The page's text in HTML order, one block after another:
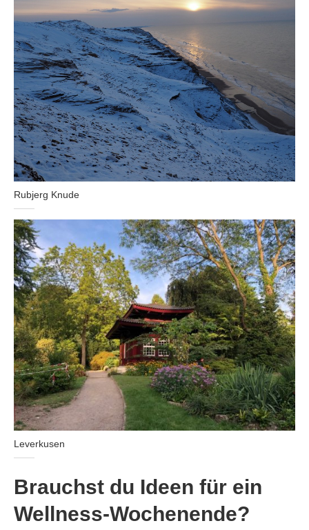
Rubjerg Knude
Leverkusen
Brauchst du Ideen für ein
Wellness-Wochenende?